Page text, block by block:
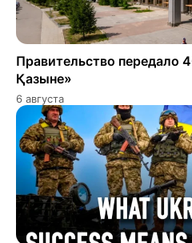
Правительство передало
Қазыне»
6 августа